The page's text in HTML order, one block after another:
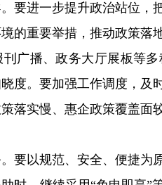
。要进一步提升政治站位
的重要举措，推动政策落
广播、政务大厅展板等
度。要加强工作调度，及
落实慢、惠企政策覆盖面
。要以规范、安全、便捷